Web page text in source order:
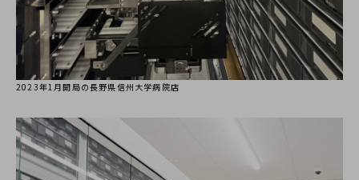
2023年1月開局の長野県信州大学病院店